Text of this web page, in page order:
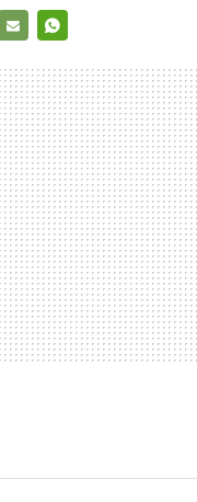
MAIL